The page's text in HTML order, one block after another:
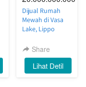
Dijual Rumah
Mewah di Vasa
Lake, Lippo
Furnish, Siap
Huni dengan
Private
Swimming Pool
Share
`Lihat Detil